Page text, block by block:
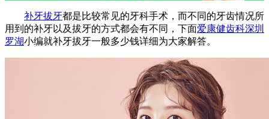
补牙拔牙都是比较常见的牙科手术，而不同的牙齿情况所
用到的补牙以及拔牙的方式都会有不同，下面爱康健齿科深圳
罗湖小编就补牙拔牙一般多少钱详细为大家解答。